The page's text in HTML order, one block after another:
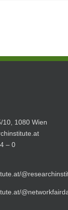
10, 1080 Wien
– 0